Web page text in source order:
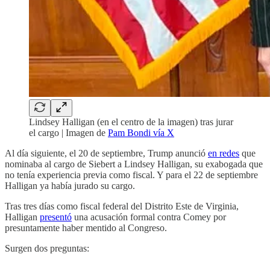
Lindsey Halligan (en el centro de la imagen) tras jurar
el cargo | Imagen de Pam Bondi vía X
Al día siguiente, el 20 de septiembre, Trump anunció en redes que
nominaba al cargo de Siebert a Lindsey Halligan, su exabogada que
no tenía experiencia previa como fiscal. Y para el 22 de septiembre
Halligan ya había jurado su cargo.
Tras tres días como fiscal federal del Distrito Este de Virginia,
Halligan presentó una acusación formal contra Comey por
presuntamente haber mentido al Congreso.
Surgen dos preguntas: